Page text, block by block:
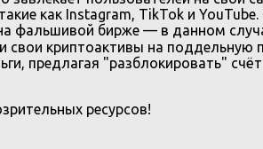
как Instagram, TikTok и
фальшивой бирже — в данном
свои криптоактивы на поддельную
предлагая "разблокировать"
ресурсов!